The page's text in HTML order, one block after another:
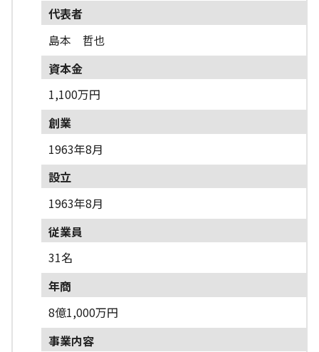
代表者
島本 哲也
資本金
1,100万円
創業
1963年8月
設立
1963年8月
従業員
31名
年商
8億1,000万円
事業内容